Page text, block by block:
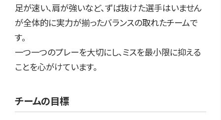
足が速い、肩が強いなど、ずば抜けた選手はいません
が全体的に実力が揃ったバランスの取れたチームで
す。
一つ一つのプレーを大切にし、ミスを最小限に抑える
ことを心がけています。
チームの目標